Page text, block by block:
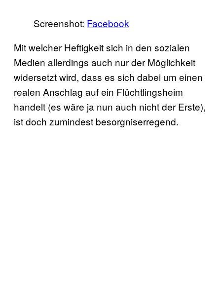
Screenshot: Facebook
Mit welcher Heftigkeit sich in den sozialen
Medien allerdings auch nur der Möglichkeit
widersetzt wird, dass es sich dabei um einen
realen Anschlag auf ein Flüchtlingsheim
handelt (es wäre ja nun auch nicht der Erste),
ist doch zumindest besorgniserregend.